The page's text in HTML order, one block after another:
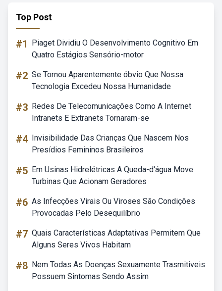
Top Post
#1
Piaget Dividiu O Desenvolvimento Cognitivo Em
Quatro Estágios Sensório-motor
#2 Se Tornou Aparentemente óbvio Que Nossa
Tecnologia Excedeu Nossa Humanidade
#3 Redes De Telecomunicações Como A Internet
Intranets E Extranets Tornaram-se
#4 Invisibilidade Das Crianças Que Nascem Nos
Presídios Femininos Brasileiros
#5 Em Usinas Hidrelétricas A Queda-d'água Move
Turbinas Que Acionam Geradores
#6 As Infecções Virais Ou Viroses São Condições
Provocadas Pelo Desequilíbrio
#7 Quais Características Adaptativas Permitem Que
Alguns Seres Vivos Habitam
#8 Nem Todas As Doenças Sexuamente Trasmitiveis
Possuem Sintomas Sendo Assim